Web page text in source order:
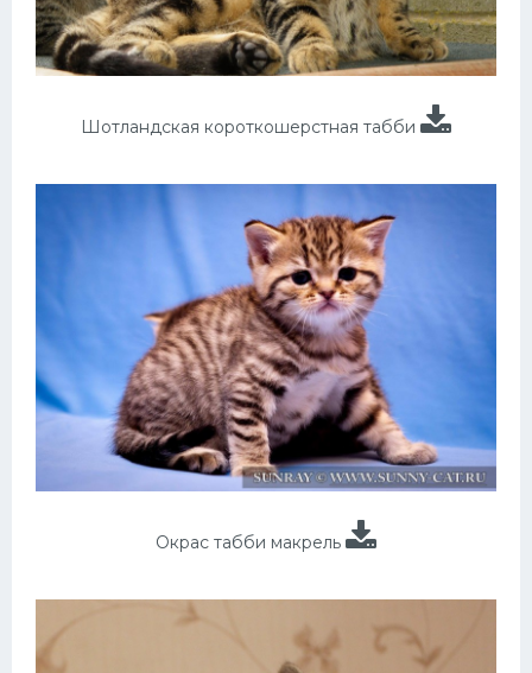
Шотландская короткошерстная табби
Окрас табби макрель